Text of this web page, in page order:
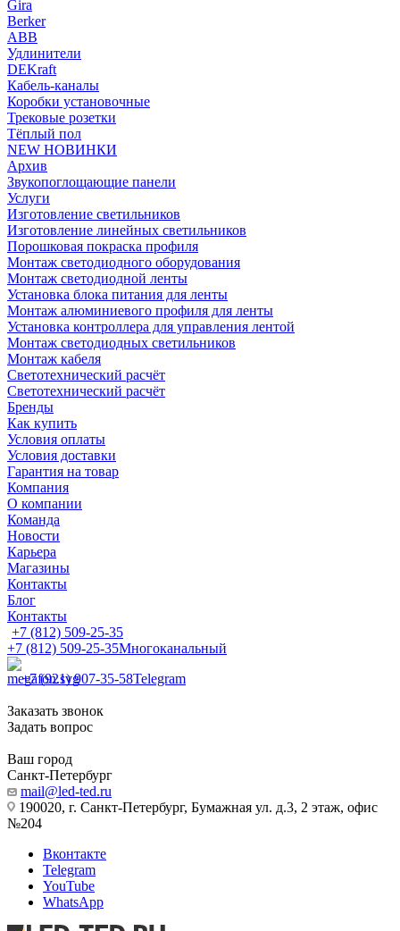
Gira
Berker
ABB
Удлинители
DEKraft
Кабель-каналы
Коробки установочные
Трековые розетки
Тёплый пол
NEW НОВИНКИ
Архив
Звукопоглощающие панели
Услуги
Изготовление светильников
Изготовление линейных светильников
Порошковая покраска профиля
Монтаж светодиодного оборудования
Монтаж светодиодной ленты
Установка блока питания для ленты
Монтаж алюминиевого профиля для ленты
Установка контроллера для управления лентой
Монтаж светодиодных светильников
Монтаж кабеля
Светотехнический расчёт
Светотехнический расчёт
Бренды
Как купить
Условия оплаты
Условия доставки
Гарантия на товар
Компания
О компании
Команда
Новости
Карьера
Магазины
Контакты
Блог
Контакты
+7 (812) 509-25-35
+7 (812) 509-25-35Многоканальный
+7 (921) 907-35-58Telegram
Заказать звонок
Задать вопрос
Ваш город
Санкт-Петербург
mail@led-ted.ru
190020, г. Санкт-Петербург, Бумажная ул. д.3, 2 этаж, офис
№204
Вконтакте
Telegram
YouTube
WhatsApp